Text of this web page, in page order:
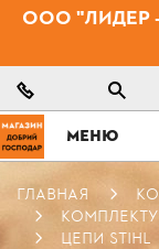
ООО "ЛИДЕР
МЕНЮ
ГЛАВНАЯ
ЦЕПИ STIHL